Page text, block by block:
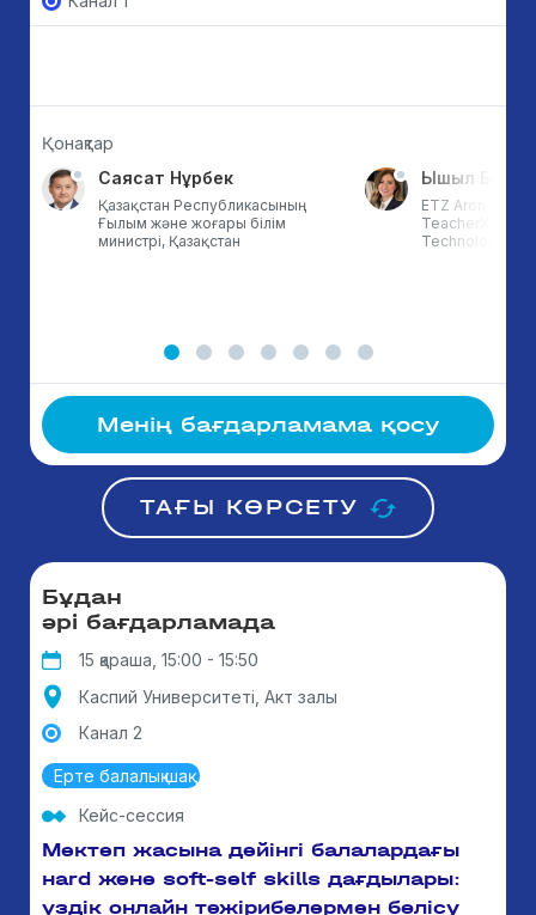
Бұдан
әрі бағдарламада
15 қараша, 15:00 - 15:50
Каспий Университеті, Акт залы
Канал 2
Ерте балалық шақ
Кейс-сессия
Мектеп жасына дейінгі балалардағы
нard және soft-self skills дағдылары:
үздік онлайн тәжірибелермен бөлісу
Қонақтар
Саясат Нұрбек
Қазақстан Республикасының
Ғылым және жоғары білім
министрі, Қазақстан
Ышыл Бой
ETZ Aron
TeacherX-тің
Technology &
Менің бағдарламама қосу
ТАҒЫ КӨРСЕТУ